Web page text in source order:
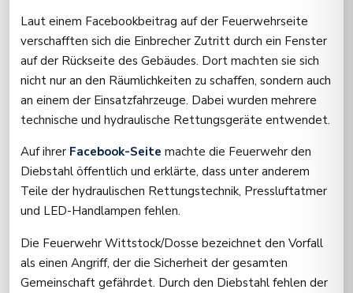
Laut einem Facebookbeitrag auf der Feuerwehrseite
verschafften sich die Einbrecher Zutritt durch ein Fenster
auf der Rückseite des Gebäudes. Dort machten sie sich
nicht nur an den Räumlichkeiten zu schaffen, sondern auch
an einem der Einsatzfahrzeuge. Dabei wurden mehrere
technische und hydraulische Rettungsgeräte entwendet.
Auf ihrer Facebook-Seite machte die Feuerwehr den
Diebstahl öffentlich und erklärte, dass unter anderem
Teile der hydraulischen Rettungstechnik, Pressluftatmer
und LED-Handlampen fehlen.
Die Feuerwehr Wittstock/Dosse bezeichnet den Vorfall
als einen Angriff, der die Sicherheit der gesamten
Gemeinschaft gefährdet. Durch den Diebstahl fehlen der